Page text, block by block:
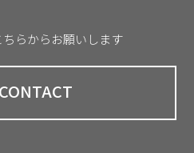
らからお願いします
CONTACT